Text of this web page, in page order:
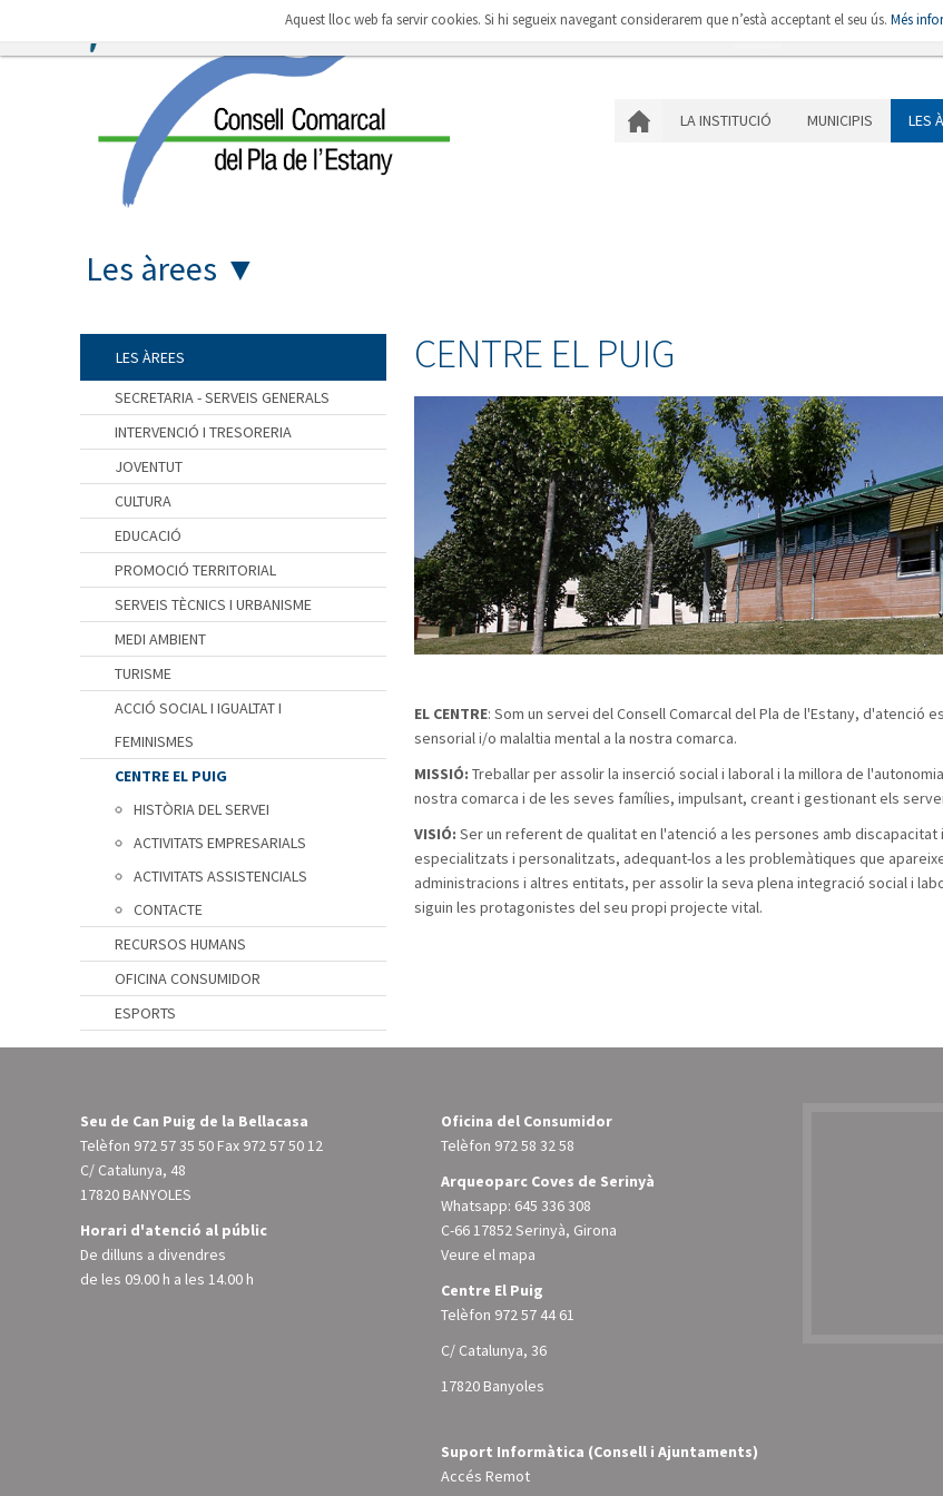
LA INSTITUCIÓ
LA INSTITUCIÓ MUNICIPIS LES
Les àrees ▼
LES ÀREES
SECRETARIA - SERVEIS GENERALS
INTERVENCIÓ I TRESORERIA
JOVENTUT
CULTURA
EDUCACIÓ
PROMOCIÓ TERRITORIAL
SERVEIS TÈCNICS I URBANISME
MEDI AMBIENT
TURISME
ACCIÓ SOCIAL I IGUALTAT I
FEMINISMES
CENTRE EL PUIG
HISTÒRIA DEL SERVEI
ACTIVITATS EMPRESARIALS
ACTIVITATS ASSISTENCIALS
CONTACTE
RECURSOS HUMANS
OFICINA CONSUMIDOR
ESPORTS
CENTRE EL PUIG
EL CENTRE: Som un servei del Consell Comarcal del Pla de l'Estany,
sensorial i/o malaltia mental a la nostra comarca.
MISSIÓ: Treballar per assolir la inserció social i laboral i la millora de
nostra comarca i de les seves famílies, impulsant, creant i gestionant els
VISIÓ: Ser un referent de qualitat en l'atenció a les persones amb
especialitzats i personalitzats, adequant-los a les problemàtiques que
administracions i altres entitats, per assolir la seva plena integració social i
siguin les protagonistes del seu propi projecte vital.
Seu de Can Puig de la Bellacasa
Telèfon 972 57 35 50 Fax 972 57 50 12
C/ Catalunya, 48
17820 BANYOLES
Horari d'atenció al públic
De dilluns a divendres
de les 09.00 h a les 14.00 h
Oficina del Consumidor
Telèfon 972 58 32 58
Arqueoparc Coves de Serinyà
Whatsapp: 645 336 308
C-66 17852 Serinyà, Girona
Veure el mapa
Centre El Puig
Telèfon 972 57 44 61
C/ Catalunya, 36
17820 Banyoles
Suport Informàtica (Consell i Ajuntaments)
Accés Remot
Aquest lloc web fa servir cookies. Si hi segueix navegant considerarem que n’està acceptant el seu ús. Més